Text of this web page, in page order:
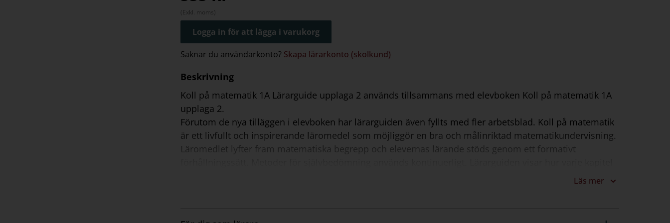
(Exkl. moms)
Logga in för att lägga i varukorg
Saknar du användarkonto? Skapa lärarkonto (skolkund)
Beskrivning
Koll på matematik 1A Lärarguide upplaga 2 används tillsammans med elevboken Koll på matematik 1A
upplaga 2.
Förutom de nya tilläggen i elevboken har lärarguiden även fyllts med fler arbetsblad. Koll på matematik
är ett livfullt och inspirerande läromedel som möjliggör en bra och målinriktad matematikundervisning.
Läromedlet lyfter fram matematiska begrepp och elevernas lärande stöds genom ett formativt
är förankrat i Lgr 22, vilket centralt innehåll som behandlas, mot vilka bedömningskriterier eleverna
Läs mer